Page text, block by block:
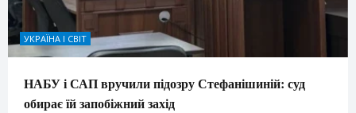
УКРАЇНА І СВІТ
НАБУ і САП вручили підозру Стефанішиній: суд
обирає їй запобіжний захід